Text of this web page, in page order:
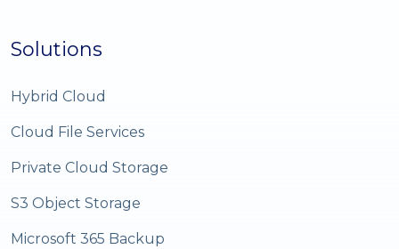
Solutions
Hybrid Cloud
Cloud File Services
Private Cloud Storage
S3 Object Storage
Microsoft 365 Backup